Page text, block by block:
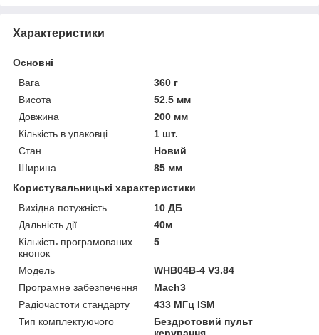
Характеристики
Основні
Вага
360 г
Висота
52.5 мм
Довжина
200 мм
Кількість в упаковці
1 шт.
Стан
Новий
Ширина
85 мм
Користувальницькі характеристики
Вихідна потужність
10 ДБ
Дальність дії
40м
Кількість програмованих
кнопок
5
Мoдель
WHB04B-4 V3.84
Програмне забезпечення
Mach3
Радіочастоти стандарту
433 МГц ISM
Тип комплектуючого
Бездротовий пульт